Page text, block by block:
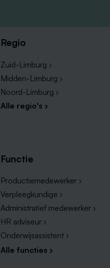
Regio
Zuid-Limburg ›
Midden-Limburg ›
Noord-Limburg ›
Alle regio's ›
Functie
Productiemedewerker ›
Verpleegkundige ›
Administratief medewerker ›
HR adviseur ›
Onderwijsassistent ›
Alle functies ›